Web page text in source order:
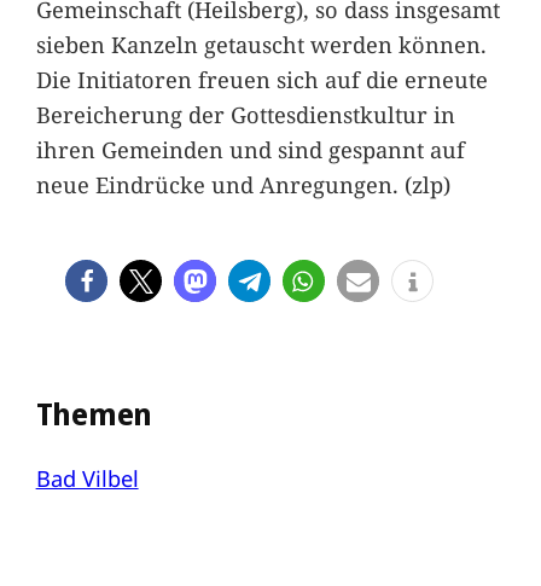
Gemeinschaft (Heilsberg), so dass insgesamt
sieben Kanzeln getauscht werden können.
Die Initiatoren freuen sich auf die erneute
Bereicherung der Gottesdienstkultur in
ihren Gemeinden und sind gespannt auf
neue Eindrücke und Anregungen. (zlp)
Themen
Bad Vilbel